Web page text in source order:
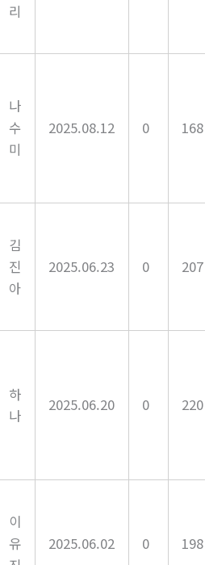
리
나
수
미
2025.08.12 0 168
김
진
아
2025.06.23 0 207
하
나
2025.06.20 0 220
이
유
2025.06.02 0 198